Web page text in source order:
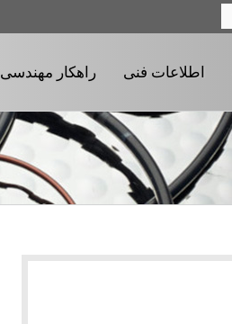
اطلاعات فنی راهکار مهندسی